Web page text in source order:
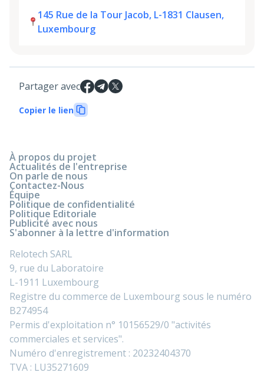
145 Rue de la Tour Jacob, L-1831 Clausen,
Luxembourg
Partager avec
Copier le lien
À propos du projet
Actualités de l'entreprise
On parle de nous
Contactez-Nous
Équipe
Politique de confidentialité
Politique Editoriale
Publicité avec nous
S'abonner à la lettre d'information
Relotech SARL
9, rue du Laboratoire
L-1911 Luxembourg
Registre du commerce de Luxembourg sous le numéro
B274954
Permis d'exploitation n° 10156529/0 "activités
commerciales et services".
Numéro d'enregistrement : 20232404370
TVA : LU35271609